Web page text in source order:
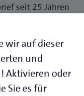
seit 25 Jahren
ihr
den
folgenden
wir auf dieser
und
Aktivieren oder
Sie es für